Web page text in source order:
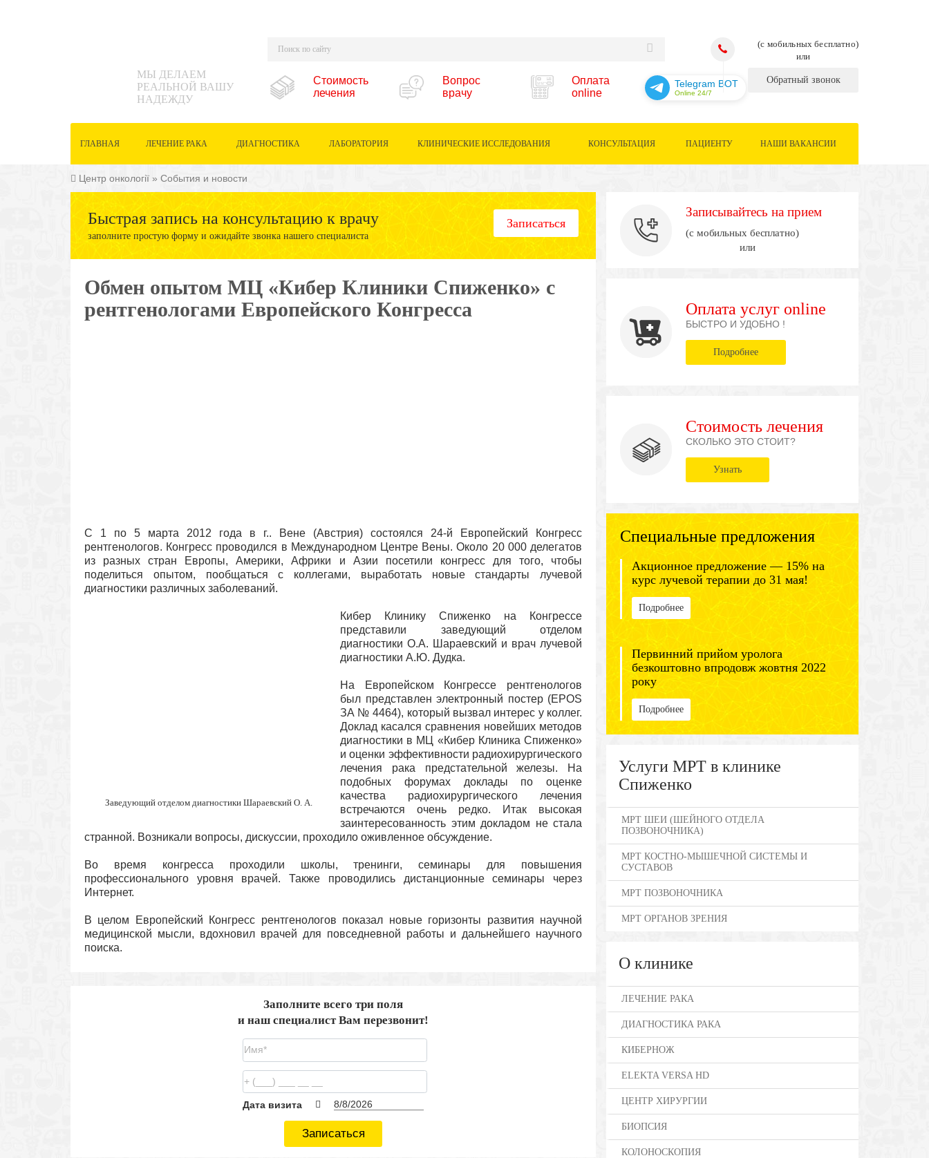
(с мобильных бесплатно)
или
Обратный звонок
МЫ ДЕЛАЕМ
РЕАЛЬНОЙ ВАШУ
НАДЕЖДУ
Стоимость
лечения
Вопрос
врачу
Оплата
online
Telegram BOT
Online 24/7
ГЛАВНАЯ ЛЕЧЕНИЕ РАКА ДИАГНОСТИКА ЛАБОРАТОРИЯ КЛИНИЧЕСКИЕ ИССЛЕДОВАНИЯ КОНСУЛЬТАЦИЯ ПАЦИЕНТУ НАШИ ВАКАНСИИ
Центр онкології » События и новости
Быстрая запись на консультацию к врачу
заполните простую форму и ожидайте звонка нашего специалиста
Записаться
Обмен опытом МЦ «Кибер Клиники Спиженко» с
рентгенологами Европейского Конгресса
С 1 по 5 марта 2012 года в г.. Вене (Австрия) состоялся 24-й Европейский
Конгресс
рентгенологов. Конгресс проводился в Международном Центре Вены.Около 20 000делегатов
из разных стран Европы, Америки, Африки и Азии посетили конгресс для того, чтобы
поделиться опытом, пообщаться с коллегами, выработать новыестандарты лучевой
диагностики различных заболеваний.
Заведующий отделом диагностики Шараевский О. А.
Кибер Клинику Спиженко на Конгрессе
представили заведующий отделом
диагностики О.А. Шараевский и врач лучевой
диагностики А.Ю. Дудка.
На Европейском Конгрессе рентгенологов
был представлен электронный постер (EPOS
ЗА № 4464), который вызвал интерес у коллег.
Доклад касался сравнения новейших методов
диагностики в МЦ «Кибер Клиника Спиженко»
и оценки эффективности радиохирургического
лечения рака предстательной железы. На
подобных форумах доклады по оценке
качества радиохирургического лечения
встречаются очень редко. Итак высокая
заинтересованность этим докладом не стала
странной. Возникали вопросы, дискуссии, проходило оживленное обсуждение.
Во время конгресса проходили школы, тренинги, семинары для повышения
профессионального уровня врачей. Также проводились дистанционные семинары через
Интернет.
В целом Европейский Конгресс рентгенологов показал новые горизонты развития научной
медицинской мысли, вдохновил врачей для повседневной работы и дальнейшего научного
поиска.
Заполните всего три поля
и наш специалист Вам перезвонит!
Дата визита
Записаться
Записывайтесь на прием
(с мобильных бесплатно)
или
Оплата услуг online
БЫСТРО И УДОБНО !
Подробнее
Стоимость лечения
СКОЛЬКО ЭТО СТОИТ?
Узнать
Специальные предложения
Акционное предложение — 15% на
курс лучевой терапии до 31 мая!
Подробнее
Первинний прийом уролога
безкоштовно впродовж жовтня 2022
року
Подробнее
Услуги МРТ в клинике
Спиженко
МРТ ШЕИ (ШЕЙНОГО ОТДЕЛА
ПОЗВОНОЧНИКА)
МРТ КОСТНО-МЫШЕЧНОЙ СИСТЕМЫ И
СУСТАВОВ
МРТ ПОЗВОНОЧНИКА
МРТ ОРГАНОВ ЗРЕНИЯ
О клинике
ЛЕЧЕНИЕ РАКА
ДИАГНОСТИКА РАКА
КИБЕРНОЖ
ELEKTA VERSA HD
ЦЕНТР ХИРУРГИИ
БИОПСИЯ
КОЛОНОСКОПИЯ